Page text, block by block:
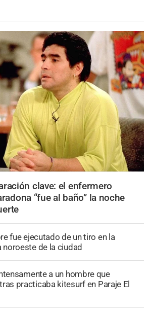
clave: el enfermero
“fue al baño” la noche
fue ejecutado de un tiro en la
noroeste de la ciudad
a un hombre que
practicaba kitesurf en Paraje El